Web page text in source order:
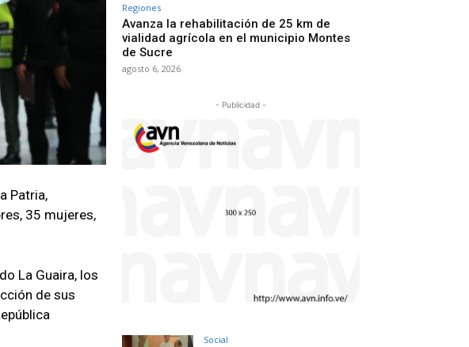
Patria,
35 mujeres,
La Guaira, los
de sus
Regiones
Avanza la rehabilitación de 25 km de
vialidad agrícola en el municipio Montes
de Sucre
agosto 6, 2026
- Publicidad -
Social